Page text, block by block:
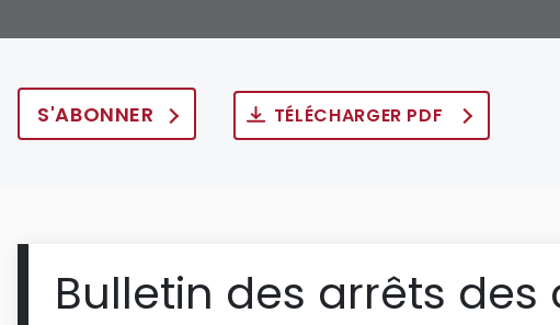
S'ABONNER TÉLÉCHARGER PDF
Bulletin des arrêts